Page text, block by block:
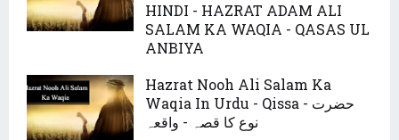
HINDI - HAZRAT ADAM ALI
SALAM KA WAQIA - QASAS UL
ANBIYA
Hazrat Nooh Ali Salam Ka
Waqia In Urdu - Qissa - حضرت
نوع کا قصہ - واقعہ